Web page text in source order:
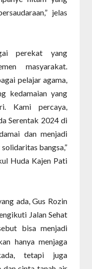
jelas
perekat yang
masyarakat.
pelajar agama,
kedamaian yang
Kami percaya,
Serentak 2024 di
dan menjadi
bangsa,”
Huda Kajen Pati
ada, Gus Rozin
Jalan Sehat
bisa menjadi
hanya menjaga
tetapi juga